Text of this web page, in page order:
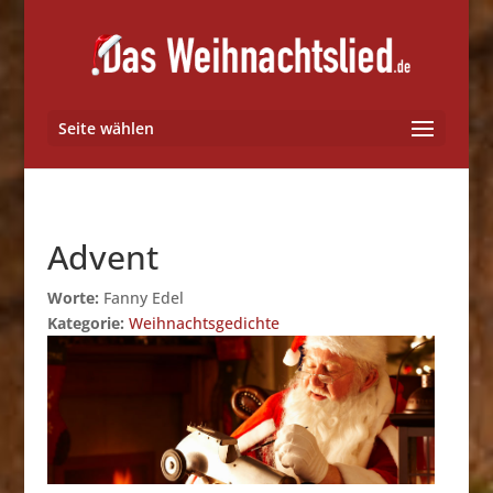
Seite wählen
Advent
Worte: Fanny Edel
Kategorie: Weihnachtsgedichte